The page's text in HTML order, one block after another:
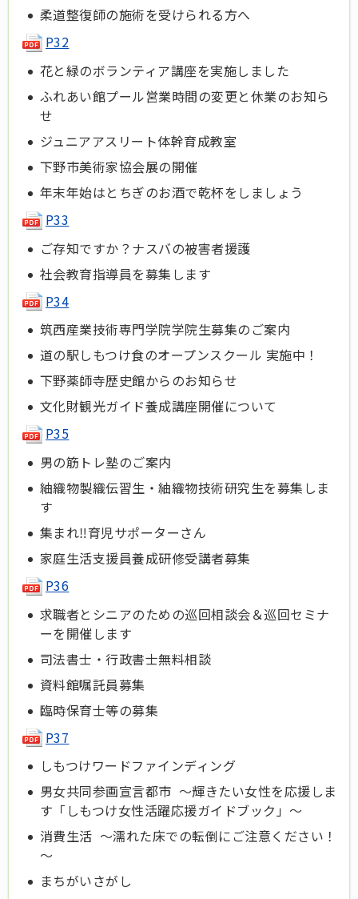
柔道整復師の施術を受けられる方へ
P32
花と緑のボランティア講座を実施しました
ふれあい館プール営業時間の変更と休業のお知ら
せ
ジュニアアスリート体幹育成教室
下野市美術家協会展の開催
年末年始はとちぎのお酒で乾杯をしましょう
P33
ご存知ですか？ナスバの被害者援護
社会教育指導員を募集します
P34
筑西産業技術専門学院学院生募集のご案内
道の駅しもつけ食のオープンスクール 実施中！
下野薬師寺歴史館からのお知らせ
文化財観光ガイド養成講座開催について
P35
男の筋トレ塾のご案内
紬織物製織伝習生・紬織物技術研究生を募集しま
す
集まれ‼育児サポーターさん
家庭生活支援員養成研修受講者募集
P36
求職者とシニアのための巡回相談会＆巡回セミナ
ーを開催します
司法書士・行政書士無料相談
資料館嘱託員募集
臨時保育士等の募集
P37
しもつけワードファインディング
男女共同参画宣言都市 ～輝きたい女性を応援しま
す「しもつけ女性活躍応援ガイドブック」～
消費生活 ～濡れた床での転倒にご注意ください！
～
まちがいさがし